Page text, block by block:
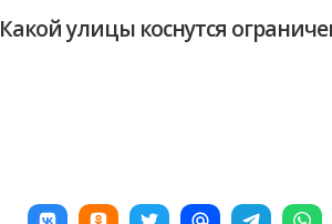
Какой улицы коснутся